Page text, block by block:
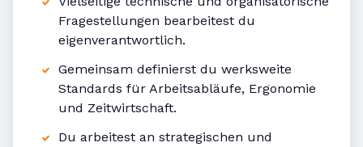
Fragestellungen bearbeitest du
eigenverantwortlich.
Gemeinsam definierst du werksweite
Standards für Arbeitsabläufe, Ergonomie
und Zeitwirtschaft.
Du arbeitest an strategischen und